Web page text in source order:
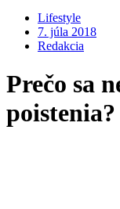
Lifestyle
7. júla 2018
Redakcia
Prečo sa
poistenia?